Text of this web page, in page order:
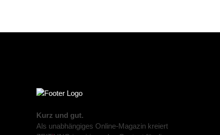
Kurz und gut.
Als unabhängiges Online-Magazin kreiert